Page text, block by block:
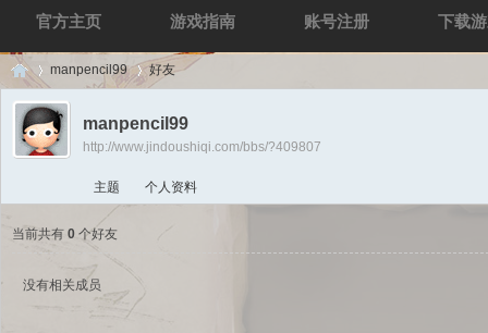
官方主页 游戏指南 账号注册 下载
Di ›
manpencil99 好友
manpencil99
http://www.jindoushiqi.com/bbs/?409807
主题 个人资料
当前共有 0 个好友
没有相关成员